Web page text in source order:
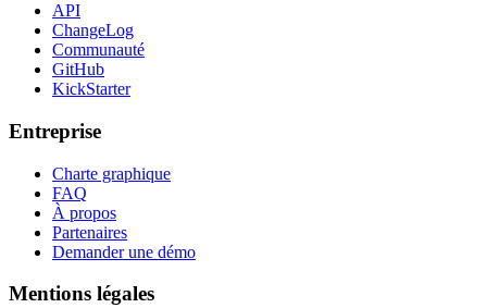
API
ChangeLog
Communauté
GitHub
KickStarter
Entreprise
Charte graphique
FAQ
À propos
Partenaires
Demander une démo
Mentions légales